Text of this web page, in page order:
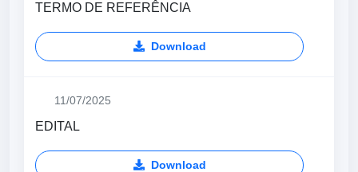
TERMO DE REFERÊNCIA
Download
11/07/2025
EDITAL
Download